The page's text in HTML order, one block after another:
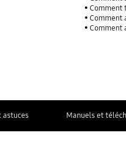
Comment
Comment
Comment
astuces Manuels et